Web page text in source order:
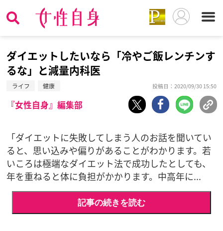
ダイエットしたいなら「冷やご飯レンチンす
るな」と減量内科医
ライフ 健康 投稿日：2020/09/30 15:50
『女性自身』編集部
「ダイエットに失敗してしまう人のお話を聞いてい
ると、思い込みや偏りがあることがわかります。若
いころは極端なダイエット法で成功したとしても、
年を重ねると体に負担がかかります。中高年に...
記事の続きを読む